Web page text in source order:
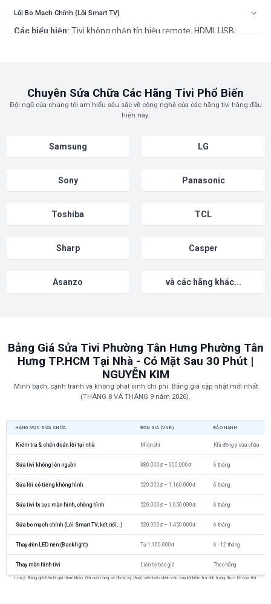
Cách khắc phục:Kiểm tra dây nguồn và ổ cắm. Nếu không phải
chữa bo mạch nguồn một cách an toàn.
Lỗi Bo Mạch Chính (Lỗi Smart TV)
Các biểu hiện: Tivi không nhận tín hiệu remote, HDMI, USB;
cần thợ chuyên nghiệp để chạy lại phần mềm hoặc sửa chữa bo
mạch chính.
Chuyên Sửa Chữa Các Hãng Tivi Phổ Biến
Đội ngũ của chúng tôi am hiểu sâu sắc về công nghệ của các hãng tivi hàng đầu
hiện nay.
Samsung LG
Sony Panasonic
Toshiba TCL
Sharp Casper
Asanzo và các hãng khác...
Bảng Giá Sửa Tivi Phường Tân Hưng Phường Tân
Hưng TP.HCM Tại Nhà - Có Mặt Sau 30 Phút |
NGUYỄN KIM
Minh bạch, cạnh tranh và không phát sinh chi phí. Bảng giá cập nhật mới nhất
(THÁNG 8 VÀ THÁNG 9 năm 2026).
HẠNG MỤC SỬA CHỮA ĐƠN GIÁ (VNĐ) BẢO HÀNH
Kiểm tra & chẩn đoán lỗi tại nhà Miễn phí Khi đồng ý sửa chữa
Sửa tivi không lên nguồn 380.000đ – 900.000đ 6 tháng
Sửa lỗi có tiếng không hình 520.000đ – 1.160.000đ 6 tháng
Sửa tivi bị sọc màn hình, chồng hình 520.000đ – 1.650.000đ 6 tháng
Sửa bo mạch chính (Lỗi Smart TV, kết nối...) 520.000đ – 1.450.000đ 6 tháng
Thay đèn LED nền (Backlight) Từ 1.160.000đ 6 - 12 tháng
Thay màn hình tivi Liên hệ báo giá Theo hãng
Lưu ý: Bảng giá trên là giá tham khảo. Giá cuối cùng sẽ được kỹ thuật viên báo chính xác sau khi kiểm tra tình trạng thực tế của tivi.